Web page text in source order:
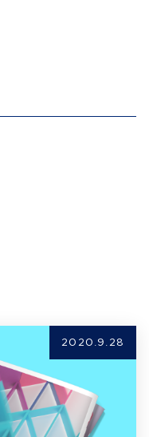
2020.9.28